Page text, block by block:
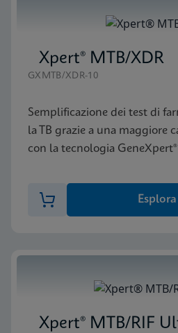
Xpert® MTB/XDR
GXMTB/XDR-10
Semplificazione dei test di
la TB grazie a una maggiore
con la tecnologia
Xpert® MTB/RIF